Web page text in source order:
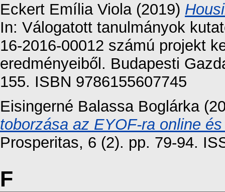
Eckert Emília Viola(2019)
In: Válogatott tanulmányok
16-2016-00012 számú projekt
eredményeiből. Budapesti
155. ISBN 9786155607745
Eisingerné Balassa Boglárka
toborzása az EYOF-ra online
Prosperitas, 6 (2). pp. 79-94.
F